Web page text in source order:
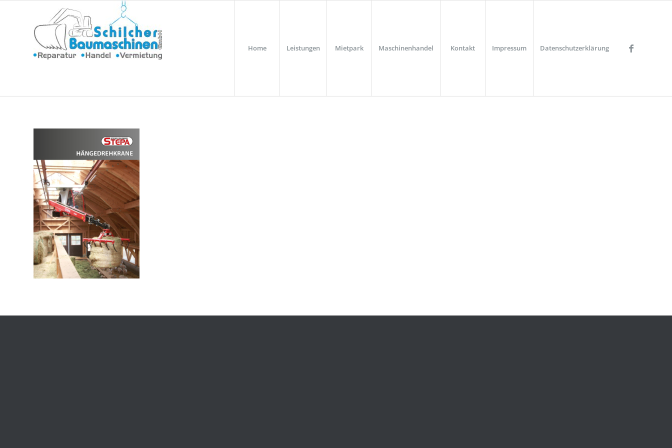
Home Leistungen Mietpark Maschinenhandel Kontakt Impressum Datenschutzerklärung